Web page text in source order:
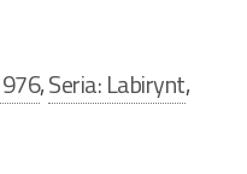
,Seria: Labirynt,